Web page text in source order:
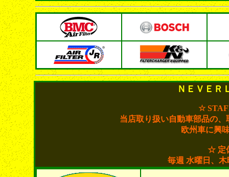
ＮＥＶＥＲ
☆
当店取り扱い自動車部品の
欧州車に興
☆ 定
毎週 水曜日、